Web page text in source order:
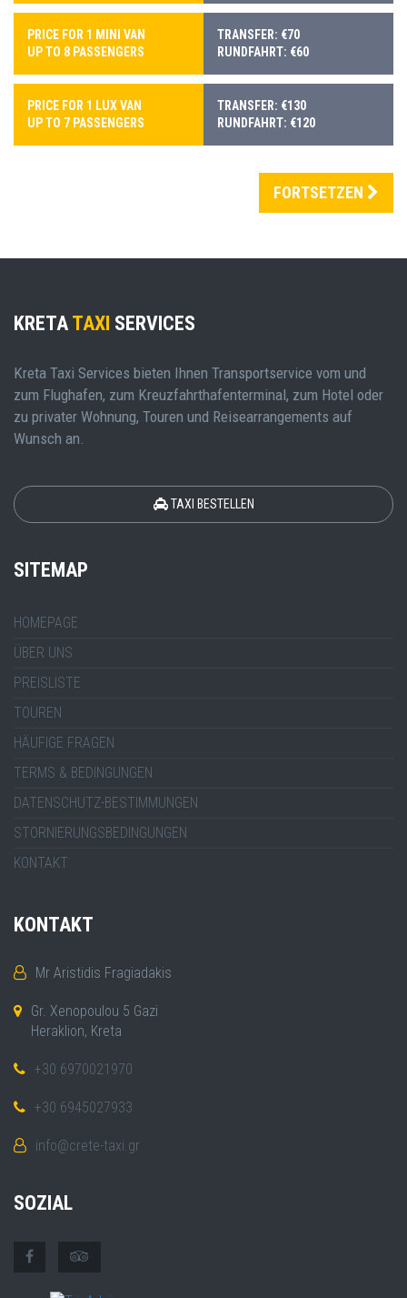
PRICE FOR 1 MINI VAN
UP TO 8 PASSENGERS
TRANSFER: €70
RUNDFAHRT: €60
PRICE FOR 1 LUX VAN
UP TO 7 PASSENGERS
TRANSFER: €130
RUNDFAHRT: €120
FORTSETZEN
KRETA TAXI SERVICES
Kreta Taxi Services bieten Ihnen Transportservice vom und
zum Flughafen, zum Kreuzfahrthafenterminal, zum Hotel oder
zu privater Wohnung, Touren und Reisearrangements auf
Wunsch an.
TAXI BESTELLEN
SITEMAP
HOMEPAGE
ÜBER UNS
PREISLISTE
TOUREN
HÄUFIGE FRAGEN
TERMS & BEDINGUNGEN
DATENSCHUTZ-BESTIMMUNGEN
STORNIERUNGSBEDINGUNGEN
KONTAKT
KONTAKT
Mr Aristidis Fragiadakis
Gr. Xenopoulou 5 Gazi
Heraklion, Kreta
+30 6970021970
+30 6945027933
info@crete-taxi.gr
SOZIAL